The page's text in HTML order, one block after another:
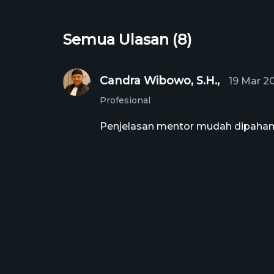
Semua Ulasan (8)
Candra Wibowo, S.H.,19 Mar
Profesional
Penjelasan mentor mudah